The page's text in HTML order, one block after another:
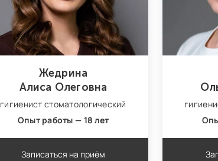
Жедрина
Алиса Олеговна
гигиенист стоматологический
Опыт работы — 18 лет
Записаться на приём